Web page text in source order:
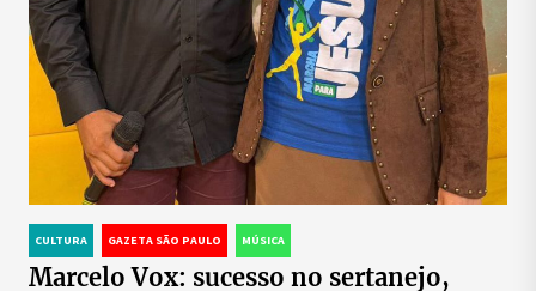
CULTURA GAZETA SÃO PAULO MÚSICA
Marcelo Vox: sucesso no sertanejo,